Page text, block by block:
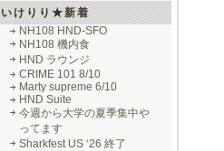
いけりり★新着
NH108 HND-SFO
NH108 機内食
HND ラウンジ
CRIME 101 8/10
Marty supreme 6/10
HND Suite
今週から大学の夏季集中や
ってます
Sharkfest US ‘26 終了